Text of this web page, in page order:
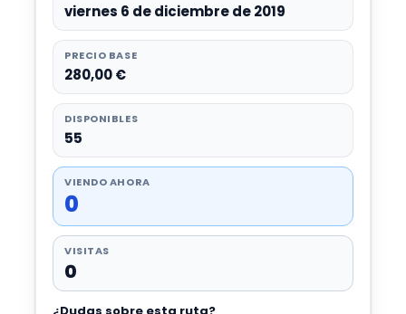
viernes 6 de diciembre de 2019
PRECIO BASE
280,00 €
DISPONIBLES
55
VIENDO AHORA
0
VISITAS
0